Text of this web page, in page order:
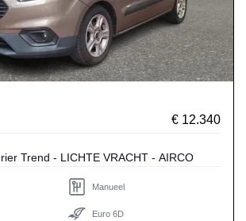
€ 12.340
Ford Transit Courier Trend - LICHTE VRACHT - AIRCO
Manueel
Euro 6D